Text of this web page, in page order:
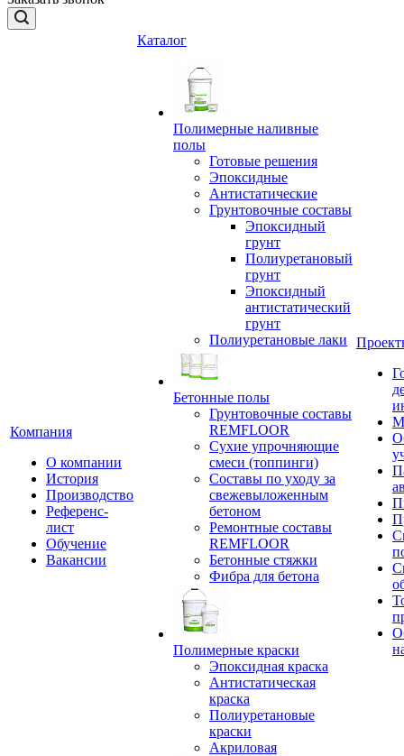
Компания
О компании
История
Производство
Референс-
лист
Обучение
Вакансии
Каталог
Полимерные наливные
полы
Готовые решения
Эпоксидные
Антистатические
Грунтовочные составы
Эпоксидный
грунт
Полиуретановый
грунт
Эпоксидный
антистатический
грунт
Полиуретановые лаки
Бетонные полы
Грунтовочные составы
REMFLOOR
Сухие упрочняющие
смеси (топпинги)
Составы по уходу за
свежевыложенным
бетоном
Ремонтные составы
REMFLOOR
Бетонные стяжки
Фибра для бетона
Полимерные краски
Эпоксидная краска
Антистатическая
краска
Полиуретановые
краски
Акриловая